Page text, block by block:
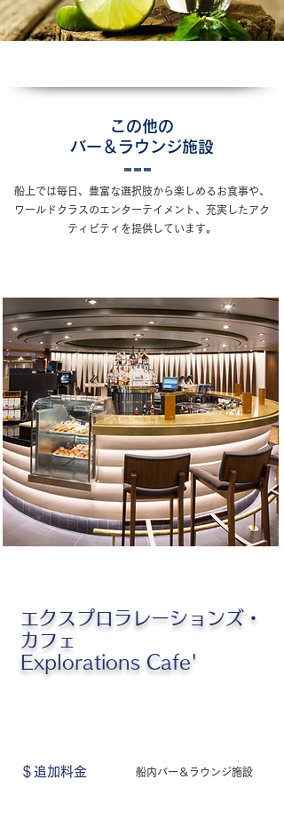
この他の
バー＆ラウンジ施設
船上では毎日、豊富な選択肢から楽しめるお食事や、
ワールドクラスのエンターテイメント、充実したアク
ティビティを提供しています。
エクスプロラレーションズ・
カフェ
Explorations Cafe'
＄追加料金 船内バー＆ラウンジ施設